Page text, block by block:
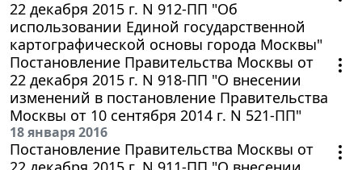
22 декабря 2015 г. N 912-ПП "Об
использовании Единой государственной
картографической основы города Москвы"
Постановление Правительства Москвы от
22 декабря 2015 г. N 918-ПП "О внесении
изменений в постановление Правительства
Москвы от 10 сентября 2014 г. N 521-ПП"
18 января 2016
Постановление Правительства Москвы от